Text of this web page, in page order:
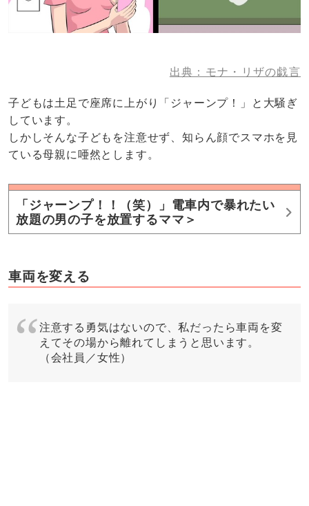
出典：モナ・リザの戯言
子どもは土足で座席に上がり「ジャーンプ！」と大騒ぎ
しています。
しかしそんな子どもを注意せず、知らん顔でスマホを見
ている母親に唖然とします。
「ジャーンプ！！（笑）」電車内で暴れたい
放題の男の子を放置するママ＞
車両を変える
注意する勇気はないので、私だったら車両を変
えてその場から離れてしまうと思います。
（会社員／女性）